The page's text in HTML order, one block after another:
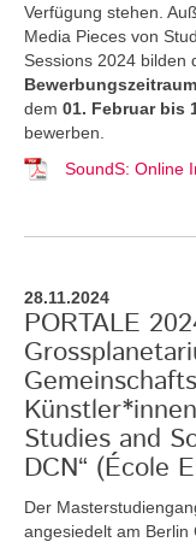
Verfügung stehen.
Media Pieces von
Sessions 2024 bilden
Bewerbungszeitraum
dem 01. Februar bis
bewerben.
SoundS: Online
28.11.2024
PORTALE
Studies and
DCN“ (École
Der
angesiedelt am Berlin